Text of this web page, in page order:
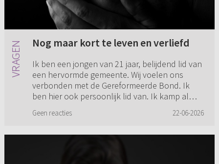
Nog maar kort te leven en verliefd
Ik ben een jongen van 21 jaar, belijdend lid van
een hervormde gemeente. Wij voelen ons
verbonden met de Gereformeerde Bond. Ik
ben hier ook persoonlijk lid van. Ik kamp al
Geen reacties 22-06-2026